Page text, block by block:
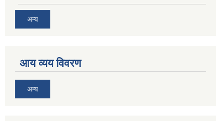
अन्य
आय व्यय विवरण
अन्य